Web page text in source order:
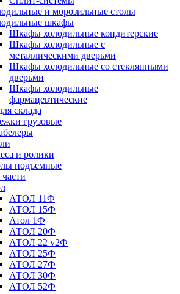
и морозильные столы
шкафы
Шкафы холодильные кондитерские
Шкафы холодильные с
металлическими дверьми
Шкафы холодильные со стеклянными
дверьми
Шкафы холодильные
фармацевтические
склада
грузовые
и ролики
подъемные
АТОЛ 11Ф
АТОЛ 15Ф
Атол 1Ф
АТОЛ 20Ф
АТОЛ 22 v2Ф
АТОЛ 25Ф
АТОЛ 27Ф
АТОЛ 30Ф
АТОЛ 52Ф